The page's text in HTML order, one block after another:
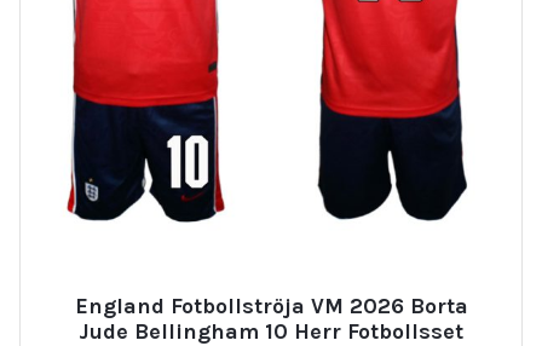
England Fotbollströja VM 2026 Borta
Jude Bellingham 10 Herr Fotbollsset